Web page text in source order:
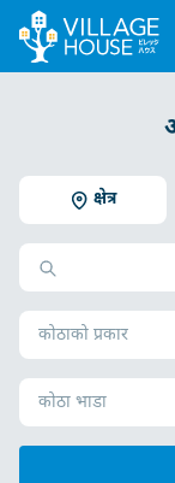
क्षेत्र
कोठाको प्रकार
कोठा भाडा